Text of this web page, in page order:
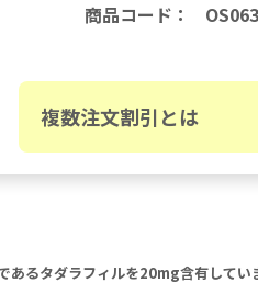
商品コード ：
複数注文割引とは
るタダラフィルを20mg含有して